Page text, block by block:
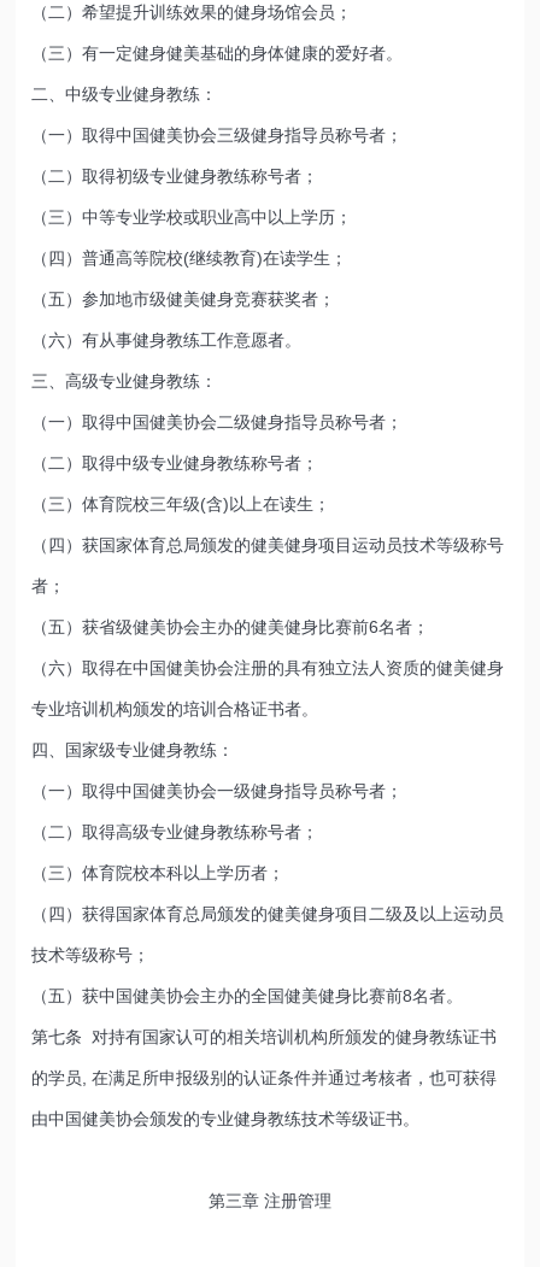
（二）希望提升训练效果的健身场馆会员；
（三）有一定健身健美基础的身体健康的爱好者。
二、中级专业健身教练：
（一）取得中国健美协会三级健身指导员称号者；
（二）取得初级专业健身教练称号者；
（三）中等专业学校或职业高中以上学历；
（四）普通高等院校(继续教育)在读学生；
（五）参加地市级健美健身竞赛获奖者；
（六）有从事健身教练工作意愿者。
三、高级专业健身教练：
（一）取得中国健美协会二级健身指导员称号者；
（二）取得中级专业健身教练称号者；
（三）体育院校三年级(含)以上在读生；
（四）获国家体育总局颁发的健美健身项目运动员技术等级称号
者；
（五）获省级健美协会主办的健美健身比赛前6名者；
（六）取得在中国健美协会注册的具有独立法人资质的健美健身
专业培训机构颁发的培训合格证书者。
四、国家级专业健身教练：
（一）取得中国健美协会一级健身指导员称号者；
（二）取得高级专业健身教练称号者；
（三）体育院校本科以上学历者；
（四）获得国家体育总局颁发的健美健身项目二级及以上运动员
技术等级称号；
（五）获中国健美协会主办的全国健美健身比赛前8名者。
第七条 对持有国家认可的相关培训机构所颁发的健身教练证书
的学员, 在满足所申报级别的认证条件并通过考核者，也可获得
由中国健美协会颁发的专业健身教练技术等级证书。
第三章 注册管理